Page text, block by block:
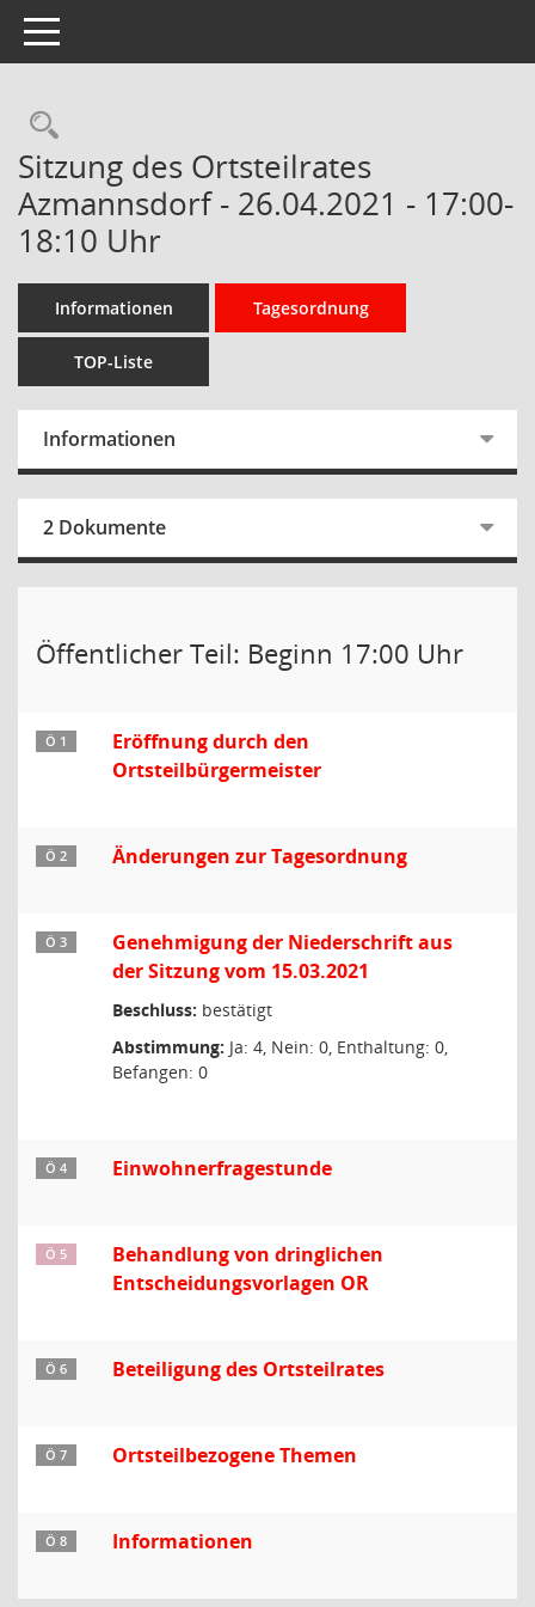
Toggle navigation
Rechercheauswahl
Sitzung des Ortsteilrates
Azmannsdorf - 26.04.2021 - 17:00-
18:10 Uhr
Informationen Tagesordnung
TOP-Liste
Informationen
2 Dokumente
Öffentlicher Teil: Beginn 17:00 Uhr
Ö 1
Eröffnung durch den
Ortsteilbürgermeister
Ö 2 Änderungen zur Tagesordnung
Ö 3
Genehmigung der Niederschrift aus
der Sitzung vom 15.03.2021
Beschluss: bestätigt
Abstimmung: Ja: 4, Nein: 0, Enthaltung: 0,
Befangen: 0
Ö 4 Einwohnerfragestunde
Ö 5
Behandlung von dringlichen
Entscheidungsvorlagen OR
Ö 6 Beteiligung des Ortsteilrates
Ö 7 Ortsteilbezogene Themen
Ö 8 Informationen